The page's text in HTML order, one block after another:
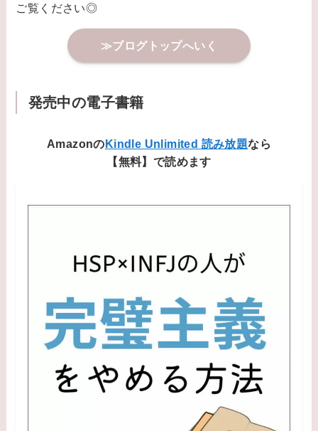
ご覧ください◎
≫ブログトップへいく
発売中の電子書籍
AmazonのKindle Unlimited 読み放題なら
【無料】で読めます